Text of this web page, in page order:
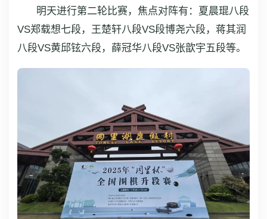
明天进行第二轮比赛，焦点对阵有：夏晨琨八段
VS郑载想七段，王楚轩八段VS段博尧六段，蒋其润
八段VS黄邱铉六段，薛冠华八段VS张歆宇五段等。